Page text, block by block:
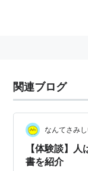
関連ブログ
なんてさみし
【体験談】
書を紹介